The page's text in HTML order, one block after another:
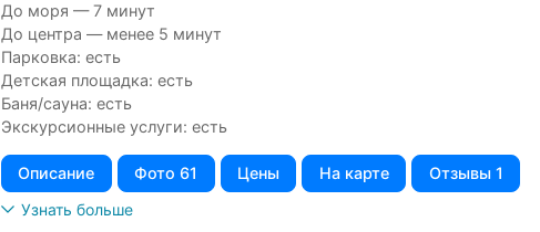
До моря — 7 минут
До центра — менее 5 минут
Парковка: есть
Детская площадка: есть
Баня/сауна: есть
Экскурсионные услуги: есть
Описание Фото 61 Цены На карте
Отзывы 1
Узнать больше